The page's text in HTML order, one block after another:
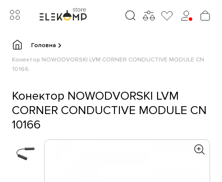
Головна
Конектор NOWODVORSKI LVM CORNER CONDUCTIVE MODULE CN
10166
Конектор NOWODVORSKI LVM
CORNER CONDUCTIVE MODULE CN
10166